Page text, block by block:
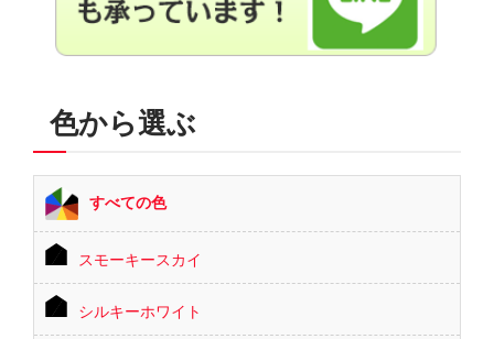
色から選ぶ
すべての色
スモーキースカイ
シルキーホワイト